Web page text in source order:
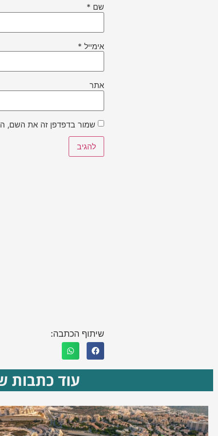
שם *
אימייל *
אתר
שמור בדפדפן זה את השם,
שיתוף הכתבה:
עוד כתבות